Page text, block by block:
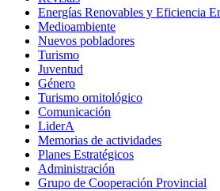
Energías Renovables y Eficiencia
Medioambiente
Nuevos pobladores
Turismo
Juventud
Género
Turismo ornitológico
Comunicación
LiderA
Memorias de actividades
Planes Estratégicos
Administración
Grupo de Cooperación Provincial